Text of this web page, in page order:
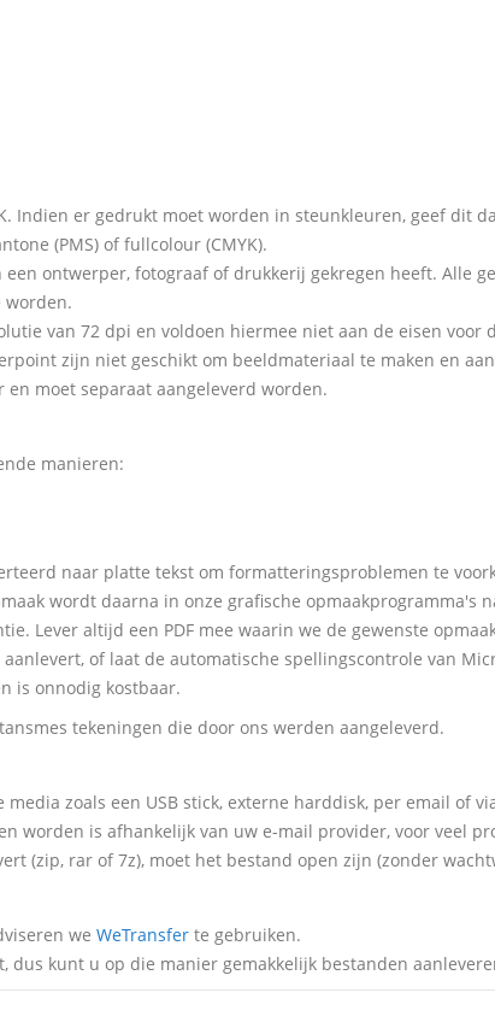
Indien er gedrukt moet worden in steunkleuren, geef dit
(PMS) of fullcolour (CMYK).
ontwerper, fotograaf of drukkerij gekregen heeft. Alle
worden.
van 72 dpi en voldoen hiermee niet aan de eisen voor
zijn niet geschikt om beeldmateriaal te maken en
moet separaat aangeleverd worden.
manieren:
naar platte tekst om formatteringsproblemen te
wordt daarna in onze grafische opmaakprogramma's
Lever altijd een PDF mee waarin we de gewenste
of laat de automatische spellingscontrole van
is onnodig kostbaar.
tekeningen die door ons werden aangeleverd.
zoals een USB stick, externe harddisk, per email of
worden is afhankelijk van uw e-mail provider, voor veel
(zip, rar of 7z), moet het bestand open zijn (zonder
we WeTransfer te gebruiken.
dus kunt u op die manier gemakkelijk bestanden